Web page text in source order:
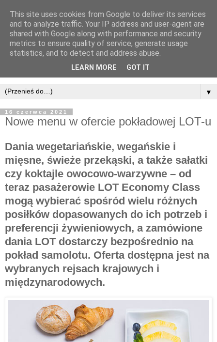
▼
16 czerwca 2021
Nowe menu w ofercie pokładowej LOT-u
Dania wegetariańskie, wegańskie i
mięsne, świeże przekąski, a także sałatki
czy koktajle owocowo-warzywne – od
teraz pasażerowie LOT Economy Class
mogą wybierać spośród wielu różnych
posiłków dopasowanych do ich potrzeb i
preferencji żywieniowych, a zamówione
dania LOT dostarczy bezpośrednio na
pokład samolotu. Oferta dostępna jest na
wybranych rejsach krajowych i
międzynarodowych.
This site uses cookies from Google to deliver its services
and to analyze traffic. Your IP address and user-agent are
shared with Google along with performance and security
metrics to ensure quality of service, generate usage
statistics, and to detect and address abuse.
LEARN MORE GOT IT